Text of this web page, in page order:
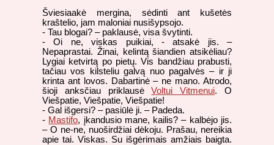
Šviesiaakė mergina, sėdinti ant kušetės
kraštelio, jam maloniai nusišypsojo.
- Tau blogai? – paklausė, visa švytinti.
- Oi ne, viskas puikiai, - atsakė jis. –
Nepaprastai. Žinai, kelintą šiandien atsikėliau?
Lygiai ketvirtą po pietų. Vis bandžiau prabusti,
tačiau vos kilsteliu galvą nuo pagalvės – ir ji
krinta ant lovos. Dabartinė – ne mano. Atrodo,
šioji anksčiau priklausėVoltui Vitmenui. O
Viešpatie, Viešpatie, Viešpatie!
- Gal išgersi? – pasiūlė ji. – Padeda.
- Mastifo, įkandusio mane, kailis? – kalbėjo jis.
– O ne-ne, nuoširdžiai dėkoju. Prašau, nereikia
apie tai. Viskas. Su išgėrimais amžiais baigta.